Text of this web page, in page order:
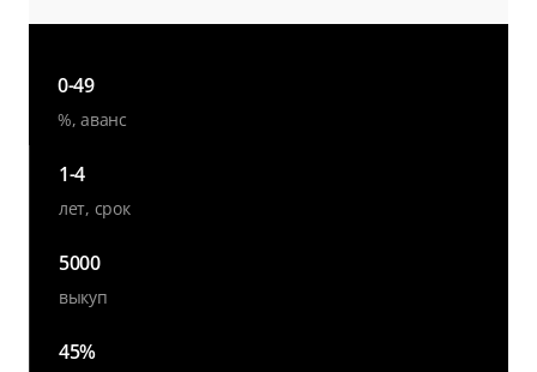
0-49
%, аванс
1-4
лет, срок
5000
выкуп
45%